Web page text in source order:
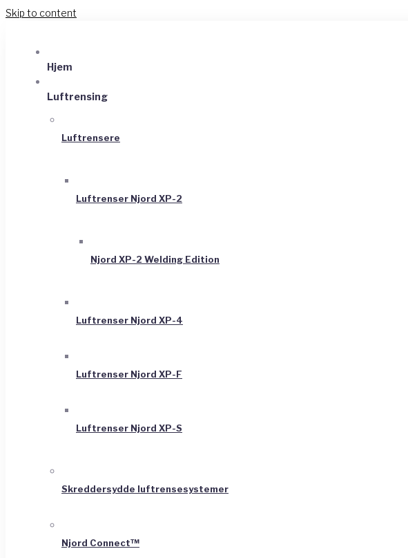
Skip to content
Hjem
Luftrensing
Luftrensere
Luftrenser Njord XP-2
Njord XP-2 Welding Edition
Luftrenser Njord XP-4
Luftrenser Njord XP-F
Luftrenser Njord XP-S
Skreddersydde luftrensesystemer
Njord Connect™